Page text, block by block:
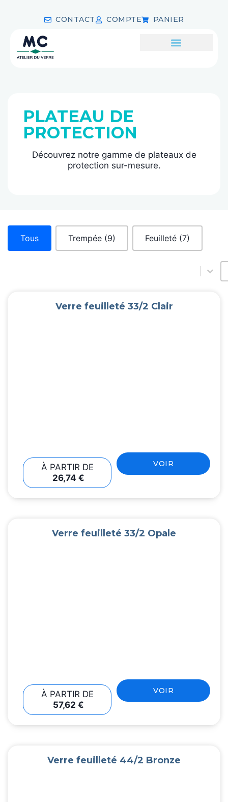
CONTACT COMPTE PANIER
PLATEAU DE
PROTECTION
Découvrez notre gamme de plateaux de
protection sur-mesure.
Tous Trempée (9) Feuilleté (7)
Verre feuilleté 33/2 Clair
À PARTIR DE
26,74€
VOIR
Verre feuilleté 33/2 Opale
À PARTIR DE
57,62€
VOIR
Verre feuilleté 44/2 Bronze